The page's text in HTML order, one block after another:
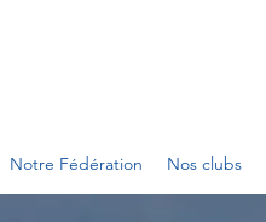
Notre Fédération Nos clubs